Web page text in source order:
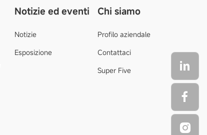
Notizie ed eventi
Notizie
Esposizione
Chi siamo
Profilo aziendale
Contattaci
Super Five